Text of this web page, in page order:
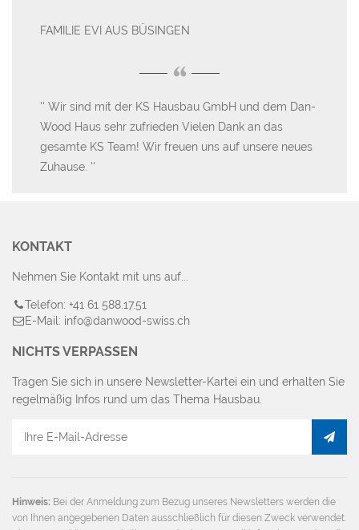
FAMILIE EVI AUS BÜSINGEN
“
Wir sind mit der KS Hausbau GmbH und dem Dan-
Wood Haus sehr zufrieden Vielen Dank an das
gesamte KS Team! Wir freuen uns auf unsere neues
Zuhause.
KONTAKT
Nehmen Sie Kontakt mit uns auf...
Telefon: +41 61 588.17.51
E-Mail: info@danwood-swiss.ch
NICHTS VERPASSEN
Tragen Sie sich in unsere Newsletter-Kartei ein und erhalten Sie
regelmäßig Infos rund um das Thema Hausbau.
Hinweis: Bei der Anmeldung zum Bezug unseres Newsletters werden die
von Ihnen angegebenen Daten ausschließlich für diesen Zweck verwendet.